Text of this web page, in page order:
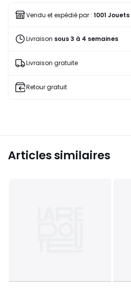
Vendu et expédié par : 1001 Jouets
Livraison sous 3 à 4 semaines
Livraison gratuite
Retour gratuit
Articles similaires